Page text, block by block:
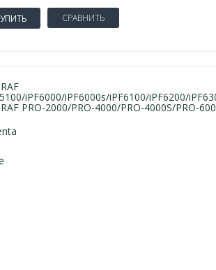
СРАВНИТЬ
iPF6000/iPF6000s/iPF6100/iPF6200/
PRO-2000/PRO-4000/PRO-4000S/PRO-